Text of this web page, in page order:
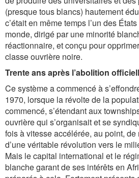
(presque tous blancs) hautement
c’était en même temps l’un des
monde, dirigé par une minorité
réactionnaire, et conçu pour
classe ouvrière noire.
Trente ans après l’abolition
Ce système a commencé à
1970, lorsque la révolte de la
commencé, s’étendant aux
ouvrière qui s’organisait et se
fois à vitesse accélérée, au point, de
d’une véritable révolution vers le
Mais le capital international et le
blanche garant de ses intérêts en